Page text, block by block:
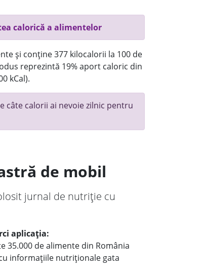
calorică a alimentelor
și conține 377 kilocalorii la 100 de
reprezintă 19% aport caloric din
kCal).
câte calorii ai nevoie zilnic pentru
de mobil
jurnal de nutriție cu
aplicația:
35.000 de alimente din România
informațiile nutriționale gata